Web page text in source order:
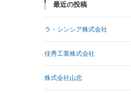
最近の投稿
ラ・シンシア株式会社
佳秀工業株式会社
株式会社山忠